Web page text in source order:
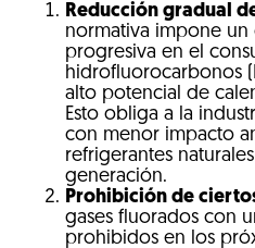
Reducción gradual
normativa impone
progresiva en el
hidrofluorocarbonos
alto potencial de
Esto obliga a la
con menor impacto
refrigerantes
generación.
Prohibición de
gases fluorados con
prohibidos en los